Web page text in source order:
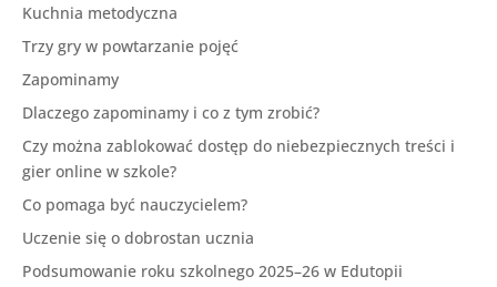
Kuchnia metodyczna
Trzy gry w powtarzanie pojęć
Zapominamy
Dlaczego zapominamy i co z tym zrobić?
Czy można zablokować dostęp do niebezpiecznych treści i
gier online w szkole?
Co pomaga być nauczycielem?
Uczenie się o dobrostan ucznia
Podsumowanie roku szkolnego 2025–26 w Edutopii